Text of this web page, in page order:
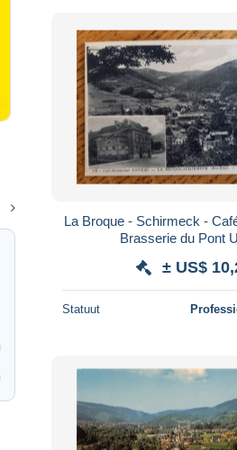
La Broque - Schirmeck -
Brasserie du Pont
± US$
Statuut